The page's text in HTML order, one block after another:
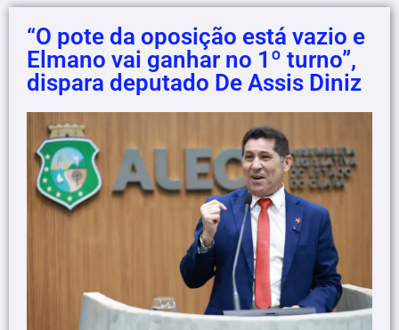
“O pote da oposição está vazio e
Elmano vai ganhar no 1º turno”,
dispara deputado De Assis Diniz